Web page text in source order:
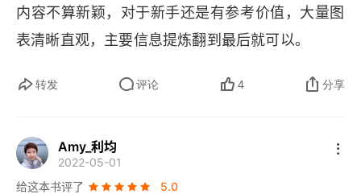
第2章 纪律 怎样给自己下命令并使自己服从
决策瘫痪
工具：今日待办事项
内容不算新颖，对于新手还是有参考价值，大量图
表清晰直观，主要信息提炼翻到最后就可以。
转发 评论 4 分享
Amy_利均
2022-05-01
给这本书评了
5.0